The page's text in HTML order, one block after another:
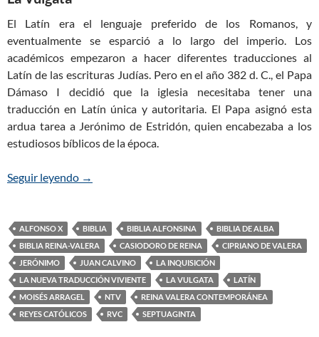
El Latín era el lenguaje preferido de los Romanos, y
eventualmente se esparció a lo largo del imperio. Los
académicos empezaron a hacer diferentes traducciones al
Latín de las escrituras Judías. Pero en el año 382 d. C., el Papa
Dámaso I decidió que la iglesia necesitaba tener una
traducción en Latín única y autoritaria. El Papa asignó esta
ardua tarea a Jerónimo de Estridón, quien encabezaba a los
estudiosos bíblicos de la época.
Seguir leyendo El Origen de la Biblia (Parte 4): Las
→
ALFONSO X BIBLIA BIBLIA ALFONSINA
BIBLIA DE ALBA
BIBLIA REINA-VALERA
CASIODORO DE REINA
CIPRIANO DE VALERA
JERÓNIMO
JUAN CALVINO
LA INQUISICIÓN
LA NUEVA TRADUCCIÓN VIVIENTE
LA VULGATA
LATÍN
MOISÉS ARRAGEL
NTV
REINA VALERA CONTEMPORÁNEA
REYES CATÓLICOS
RVC SEPTUAGINTA